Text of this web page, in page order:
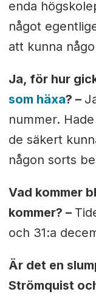
enda
något
att kunna
Ja, för hur
som häxa? –
nummer.
de säkert
någon sorts
Vad kommer
kommer? –
och 31:a
Är det en
Strömquist